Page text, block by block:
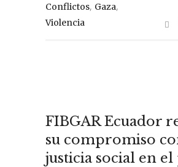
Conflictos, Gaza,
Violencia
FIBGAR Ecuador
su compromiso
justicia social en